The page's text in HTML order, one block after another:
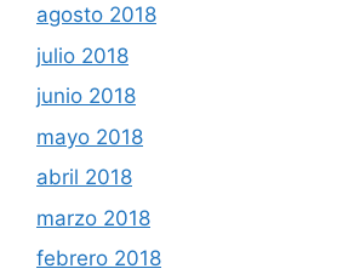
agosto 2018
julio 2018
junio 2018
mayo 2018
abril 2018
marzo 2018
febrero 2018